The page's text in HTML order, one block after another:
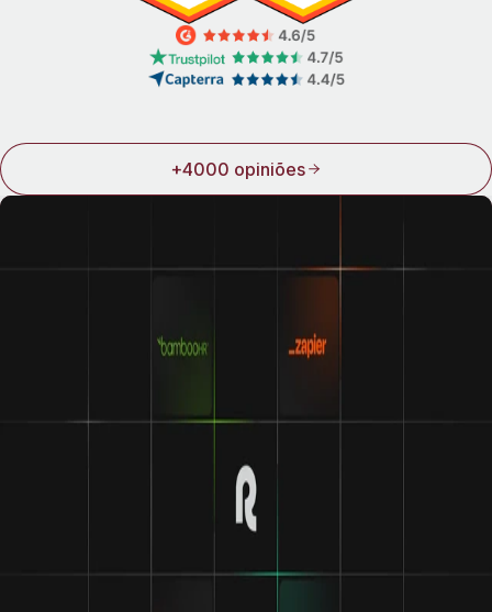
+4000 opiniões
As integrações tornam a Remote ainda melhor
Remote a algumas das principais empresas de RH do mundo
e descobre como tudo pode ser mais fácil quando todas as
Conhece as nossas integrações